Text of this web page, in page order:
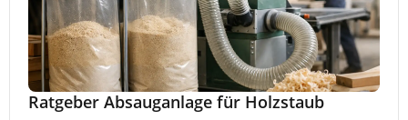
Ratgeber Absauganlage für Holzstaub